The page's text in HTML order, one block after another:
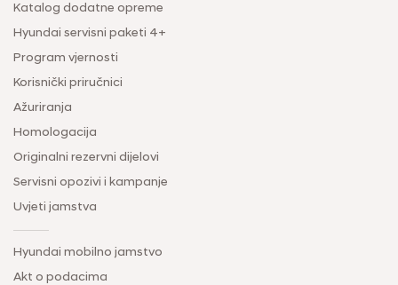
Katalog dodatne opreme
Hyundai servisni paketi 4+
Program vjernosti
Korisnički priručnici
Ažuriranja
Homologacija
Originalni rezervni dijelovi
Servisni opozivi i kampanje
Uvjeti jamstva
Hyundai mobilno jamstvo
Akt o podacima